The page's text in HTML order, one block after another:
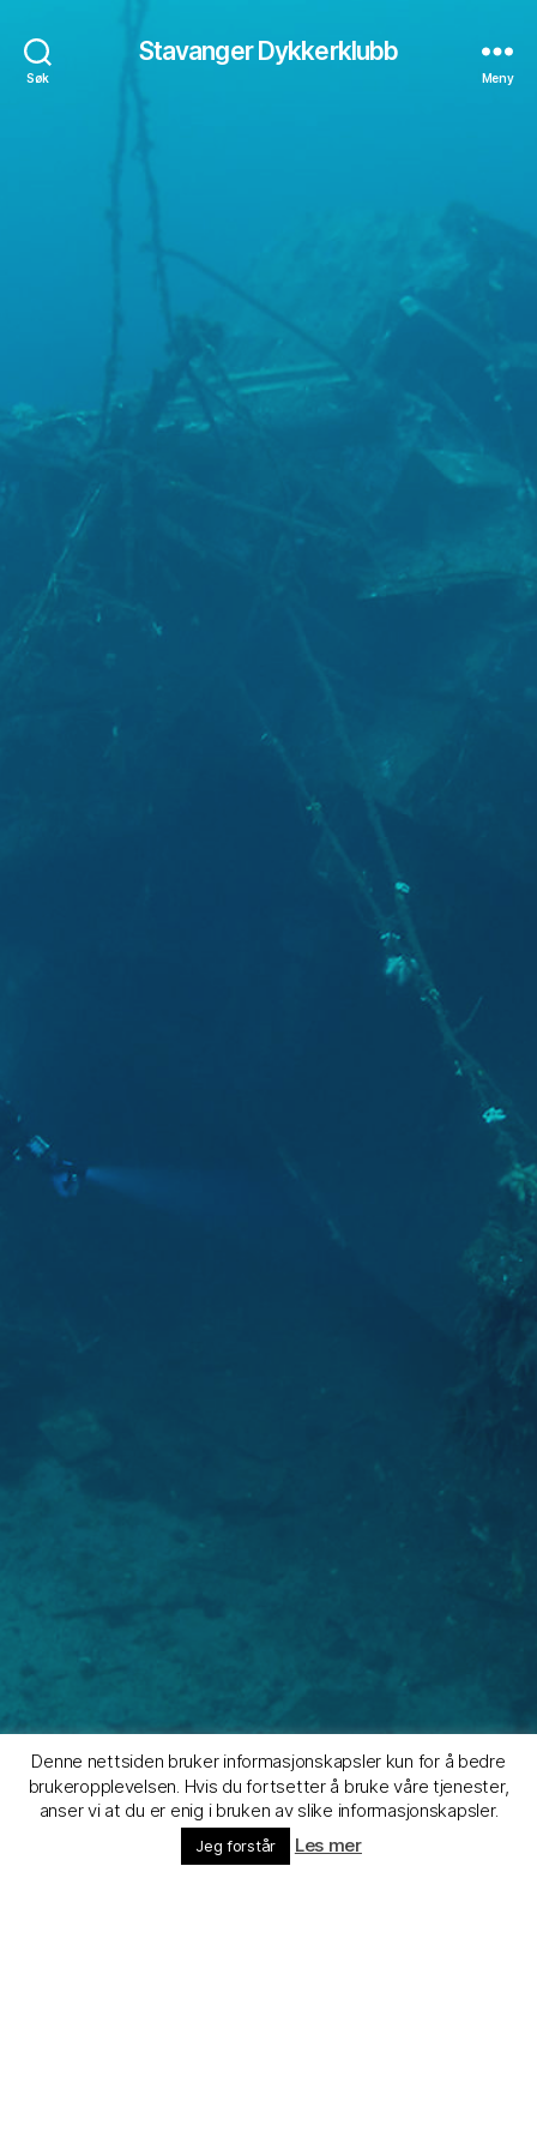
Søk
Stavanger Dykkerklubb
Meny
Stavanger Dykkerklubb
Rull
Denne nettsiden bruker informasjonskapsler kun for å bedre
brukeropplevelsen. Hvis du fortsetter å bruke våre tjenester,
anser vi at du er enig i bruken av slike informasjonskapsler.
Jeg forstår Les mer